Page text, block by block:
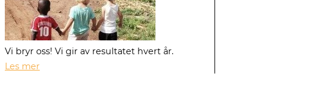
Vi bryr oss! Vi gir av resultatet hvert år.
Les mer